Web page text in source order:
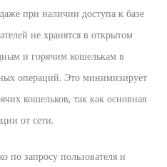
при наличии доступа к базе
не хранятся в открытом
и горячим кошелькам в
операций. Это минимизирует
кошельков, так как основная
от сети.
по запросу пользователя и